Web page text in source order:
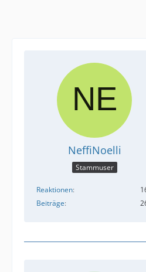
NeffiNoelli
Stammuser
Reaktionen
Beiträge